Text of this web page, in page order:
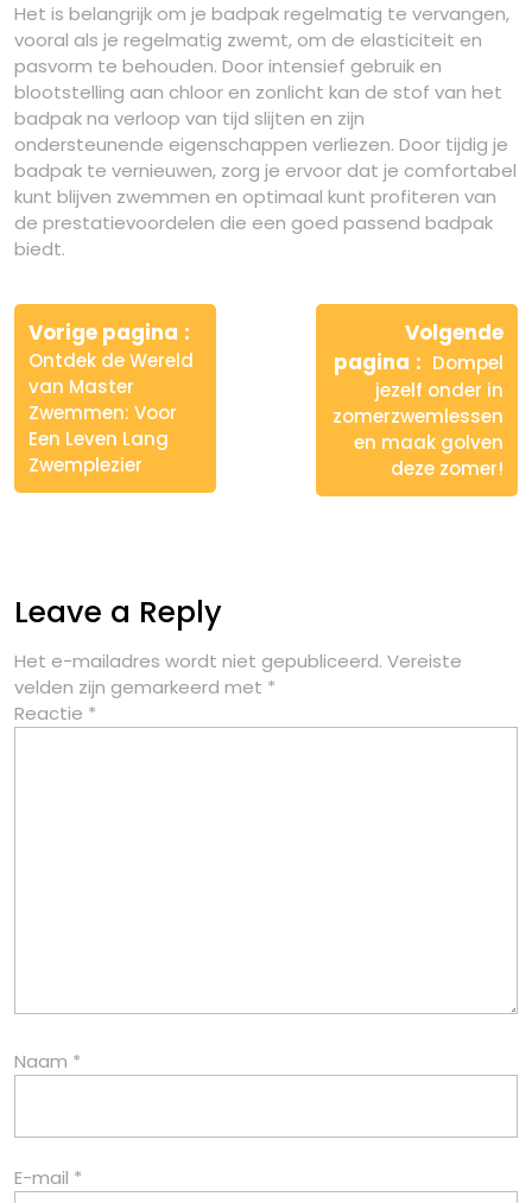
Het is belangrijk om je badpak regelmatig te vervangen,
vooral als je regelmatig zwemt, om de elasticiteit en
pasvorm te behouden. Door intensief gebruik en
blootstelling aan chloor en zonlicht kan de stof van het
badpak na verloop van tijd slijten en zijn
ondersteunende eigenschappen verliezen. Door tijdig je
badpak te vernieuwen, zorg je ervoor dat je comfortabel
kunt blijven zwemmen en optimaal kunt profiteren van
de prestatievoordelen die een goed passend badpak
biedt.
Berichtnavigatie
Vorige pagina
Ontdek de Wereld
van Master
Zwemmen: Voor
Een Leven Lang
Zwemplezier
Volgende
pagina
Dompel
jezelf onder in
zomerzwemlessen
en maak golven
deze zomer!
Leave a Reply
Het e-mailadres wordt niet gepubliceerd. Vereiste
velden zijn gemarkeerd met *
Reactie *
Naam *
E-mail *